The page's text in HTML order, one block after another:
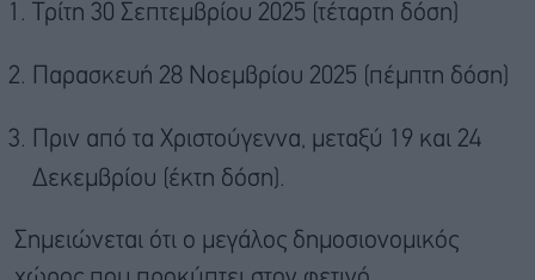
Τρίτη 30 Σεπτεμβρίου 2025 (τέταρτη δόση)
Παρασκευή 28 Νοεμβρίου 2025 (πέμπτη δόση)
Πριν από τα Χριστούγεννα, μεταξύ 19 και 24
Δεκεμβρίου (έκτη δόση).
Σημειώνεται ότι ο μεγάλος δημοσιονομικός